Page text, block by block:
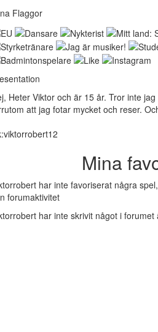
Flaggor
Heter Viktor och är 15 år. Tror inte
att jag fotar mycket och reser.
Mina
har inte favoriserat några
forumaktivitet
har inte skrivit något i forumet